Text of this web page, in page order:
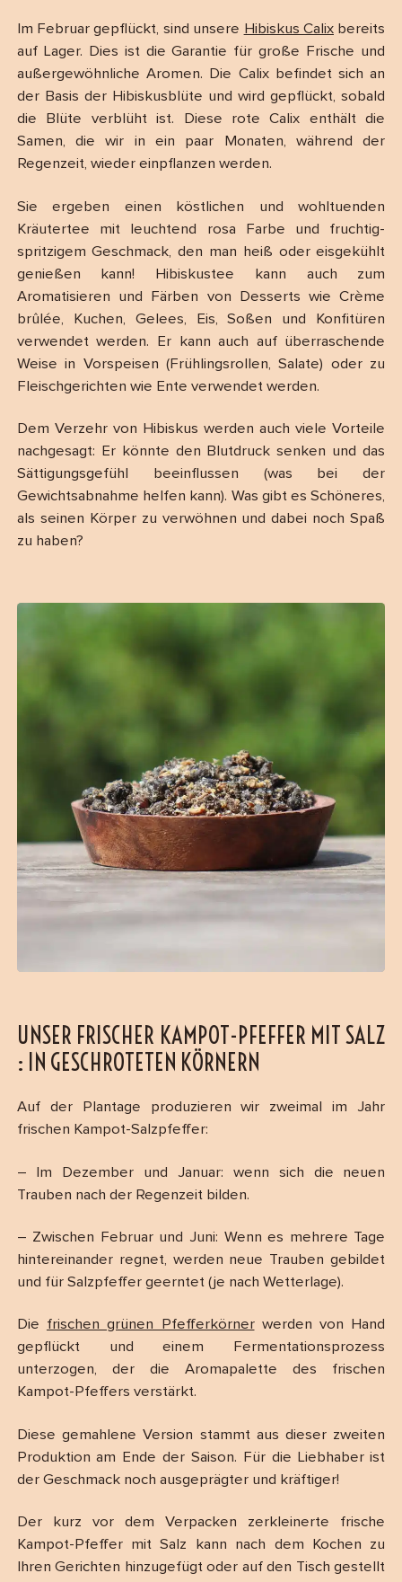
Im Februar gepflückt, sind unsere Hibiskus Calixbereits
auf Lager. Dies ist die Garantie für große Frische und
außergewöhnliche Aromen. Die Calix befindet sich an
der Basis der Hibiskusblüte und wird gepflückt, sobald
die Blüte verblüht ist. Diese rote Calix enthält die
Samen, die wir in ein paar Monaten, während der
Regenzeit, wieder einpflanzen werden.
Sie ergeben einen köstlichen und wohltuenden
Kräutertee mit leuchtend rosa Farbe und fruchtig-
spritzigem Geschmack, den man heiß oder eisgekühlt
genießen kann! Hibiskustee kann auch zum
Aromatisieren und Färben von Desserts wie Crème
brûlée, Kuchen, Gelees, Eis, Soßen und Konfitüren
verwendet werden. Er kann auch auf überraschende
Weise in Vorspeisen (Frühlingsrollen, Salate) oder zu
Fleischgerichten wie Ente verwendet werden.
Dem Verzehr von Hibiskus werden auch viele Vorteile
nachgesagt: Er könnte den Blutdruck senken und das
Sättigungsgefühl beeinflussen (was bei der
Gewichtsabnahme helfen kann). Was gibt es Schöneres,
als seinen Körper zu verwöhnen und dabei noch Spaß
zu haben?
UNSER FRISCHER KAMPOT-PFEFFER MIT SALZ
: IN GESCHROTETEN KÖRNERN
Auf der Plantage produzieren wir zweimal im Jahr
frischen Kampot-Salzpfeffer:
– Im Dezember und Januar: wenn sich die neuen
Trauben nach der Regenzeit bilden.
– Zwischen Februar und Juni: Wenn es mehrere Tage
hintereinander regnet, werden neue Trauben gebildet
und für Salzpfeffer geerntet (je nach Wetterlage).
Die frischen grünen Pfefferkörnerwerden von Hand
gepflückt und einem Fermentationsprozess
unterzogen, der die Aromapalette des frischen
Kampot-Pfeffers verstärkt.
Diese gemahlene Version stammt aus dieser zweiten
Produktion am Ende der Saison. Für die Liebhaber ist
der Geschmack noch ausgeprägter und kräftiger!
Der kurz vor dem Verpacken zerkleinerte frische
Kampot-Pfeffer mit Salz kann nach dem Kochen zu
Ihren Gerichten hinzugefügt oder auf den Tisch gestellt